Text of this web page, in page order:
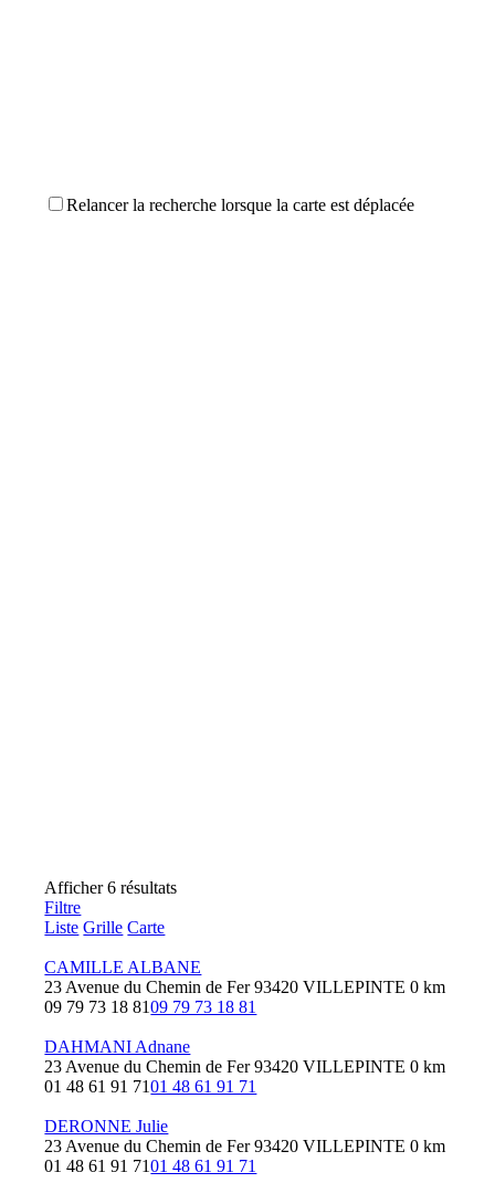
Relancer la recherche lorsque la carte est déplacée
Afficher 6 résultats
Filtre
Liste Grille Carte
CAMILLE ALBANE
23 Avenue du Chemin de Fer 93420 VILLEPINTE 0 km
09 79 73 18 8109 79 73 18 81
DAHMANI Adnane
23 Avenue du Chemin de Fer 93420 VILLEPINTE 0 km
01 48 61 91 7101 48 61 91 71
DERONNE Julie
23 Avenue du Chemin de Fer 93420 VILLEPINTE 0 km
01 48 61 91 7101 48 61 91 71